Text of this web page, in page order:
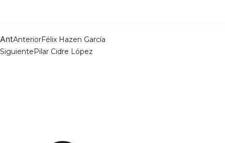
AntAnteriorFélix Hazen García
SiguientePilar Cidre López